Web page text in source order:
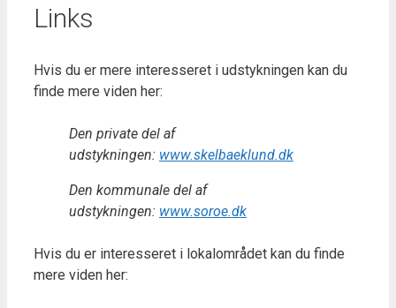
Links
Hvis du er mere interesseret i udstykningen kan du
finde mere viden her:
Den private del af
udstykningen: www.skelbaeklund.dk
Den kommunale del af
udstykningen: www.soroe.dk
Hvis du er interesseret i lokalområdet kan du finde
mere viden her: